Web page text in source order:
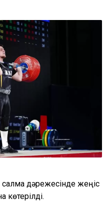
дәрежесінде жеңіс